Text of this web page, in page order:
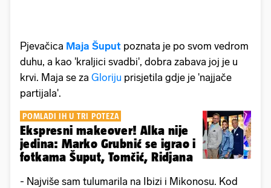
Pjevačica Maja Šuput poznata je po svom vedrom
duhu, a kao 'kraljici svadbi', dobra zabava joj je u
krvi. Maja se za Gloriju prisjetila gdje je 'najjače
partijala'.
POMLADI IH U TRI POTEZA
Ekspresni makeover! Alka nije
jedina: Marko Grubnić se igrao i
fotkama Šuput, Tomčić, Ridjana
- Najviše sam tulumarila na Ibizi i Mikonosu. Kod